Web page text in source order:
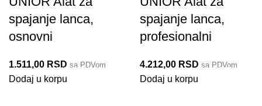
spajanje lanca,
osnovni
1.511,00 RSD sa PDVom
Dodaj u korpu
1647HOBBY/4P-US
spajanje lanca,
profesionalni
4.212,00 RSD sa PDVom
Dodaj u korpu
1647/2ABI-US